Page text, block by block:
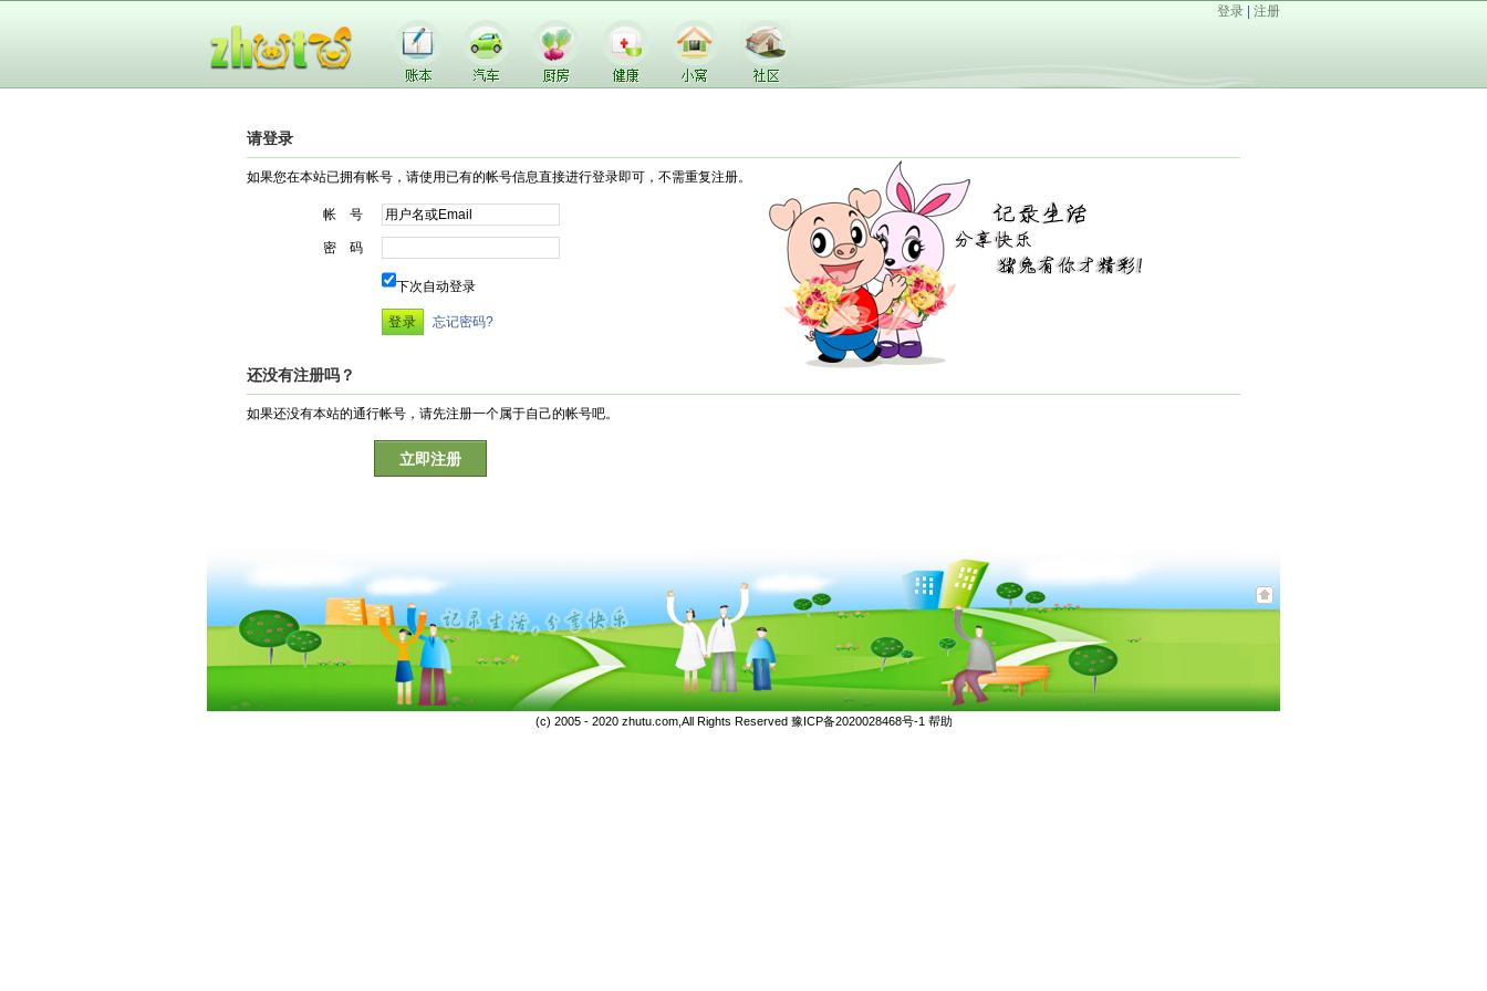
登录 注册
请登录
如果您在本站已拥有帐号，请使用已有的帐号信息直接进行登录即可，不需重复注册。
帐 号
密 码
下次自动登录
忘记密码?
还没有注册吗？
如果还没有本站的通行帐号，请先注册一个属于自己的帐号吧。
立即注册
(c) 2005 - 2020 zhutu.com,All Rights Reserved 豫ICP备2020028468号-1 帮助